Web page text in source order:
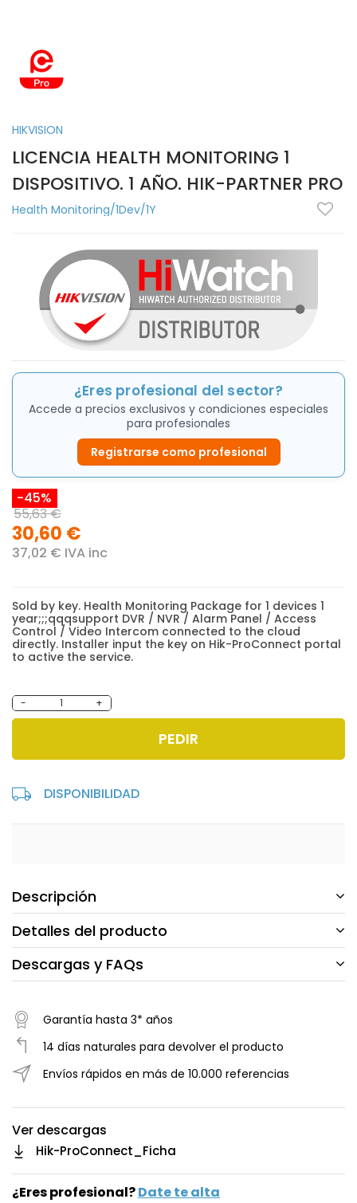
HIKVISION
LICENCIA HEALTH MONITORING 1
DISPOSITIVO. 1 AÑO. HIK-PARTNER PRO
Health Monitoring/1Dev/1Y
¿Eres profesional del sector?
Accede a precios exclusivos y condiciones especiales
para profesionales
Registrarse como profesional
-45%
55,63 €
30,60 €
37,02 € IVA inc
Sold by key. Health Monitoring Package for 1 devices 1
year;;;qqqsupport DVR / NVR / Alarm Panel / Access
Control / Video Intercom connected to the cloud
directly. Installer input the key on Hik-ProConnect portal
to active the service.
- +
PEDIR
DISPONIBILIDAD
Descripción
Detalles del producto
Descargas y FAQs
Garantía hasta 3* años
14 días naturales para devolver el producto
Envíos rápidos en más de 10.000 referencias
Ver descargas
Hik-ProConnect_Ficha
¿Eres profesional?Date te alta